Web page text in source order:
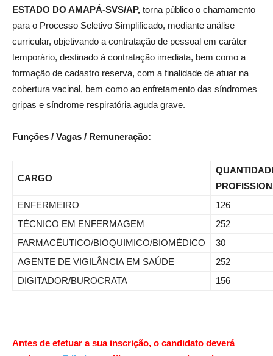
ESTADO DO AMAPÁ-SVS/AP, torna público o chamamento
para o Processo Seletivo Simplificado, mediante análise
curricular, objetivando a contratação de pessoal em caráter
temporário, destinado à contratação imediata, bem como a
formação de cadastro reserva, com a finalidade de atuar na
cobertura vacinal, bem como ao enfretamento das síndromes
gripas e síndrome respiratória aguda grave.
Funções / Vagas / Remuneração:
CARGO
ENFERMEIRO
126
TÉCNICO EM ENFERMAGEM
252
FARMACÊUTICO/BIOQUIMICO/BIOMÉDICO
30
AGENTE DE VIGILÂNCIA EM SAÚDE
252
DIGITADOR/BUROCRATA
156
Antes de efetuar a sua inscrição, o candidato deverá